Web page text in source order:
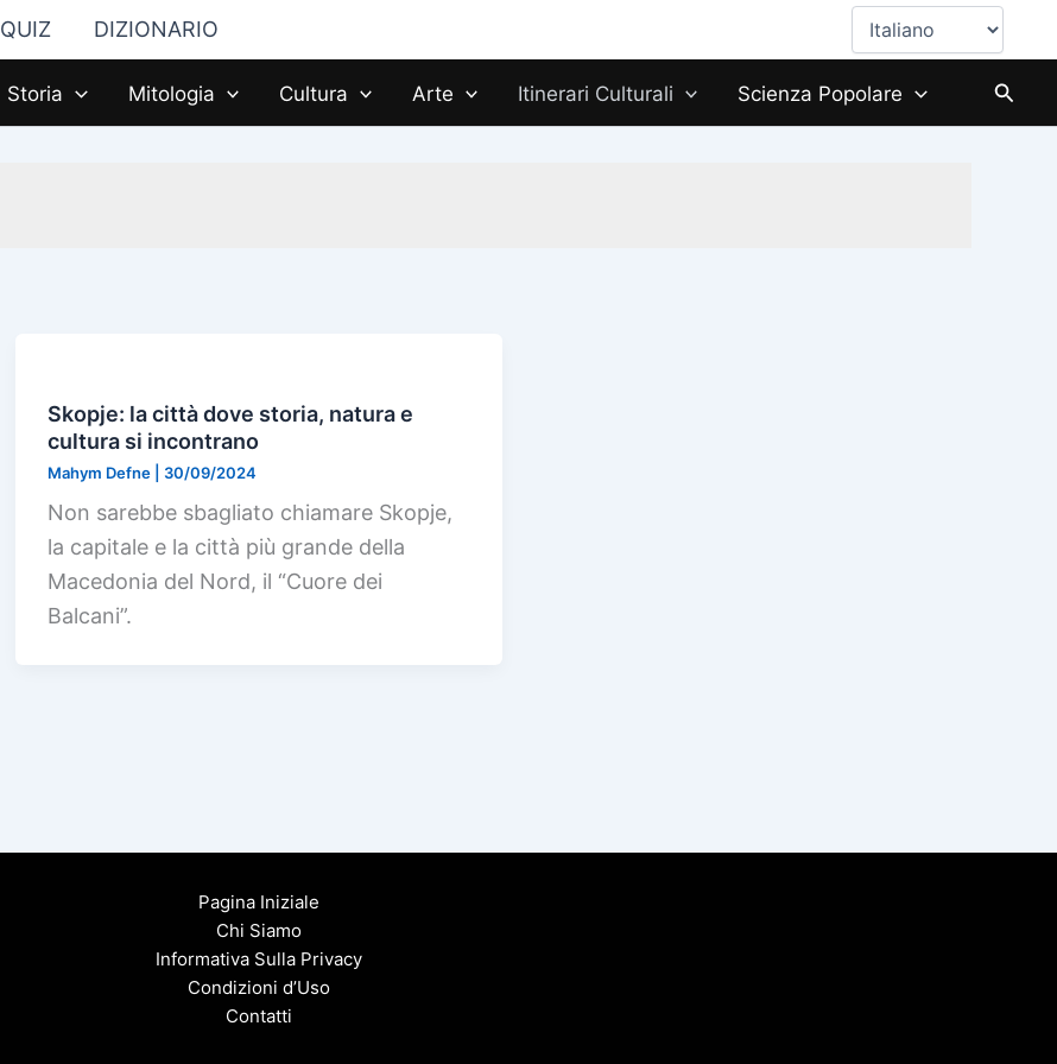
QUIZ DIZIONARIO
Scegli
una
lingua
Storia Mitologia Cultura Arte Itinerari Culturali Scienza Popolare Cerca
Skopje: la città dove storia, natura e
cultura si incontrano
Mahym Defne 30/09/2024
Non sarebbe sbagliato chiamare Skopje,
la capitale e la città più grande della
Macedonia del Nord, il “Cuore dei
Balcani”.
Pagina Iniziale
Chi Siamo
Informativa Sulla Privacy
Condizioni d’Uso
Contatti